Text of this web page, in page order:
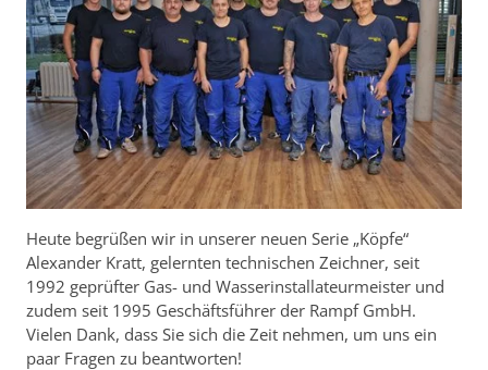
Heute begrüßen wir in unserer neuen Serie „Köpfe“
Alexander Kratt, gelernten technischen Zeichner, seit
1992 geprüfter Gas- und Wasserinstallateurmeister und
zudem seit 1995 Geschäftsführer der Rampf GmbH.
Vielen Dank, dass Sie sich die Zeit nehmen, um uns ein
paar Fragen zu beantworten!